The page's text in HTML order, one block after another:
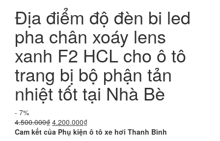
Địa điểm độ đèn bi led
pha chân xoáy lens
xanh F2 HCL cho ô tô
trang bị bộ phận tản
nhiệt tốt tại Nhà Bè
- 7%
4.500.000₫ Giá
gốc
4.200.000₫Giá
hiện
Cam kết của Phụ kiện ô tô xe hơi Thanh Bình